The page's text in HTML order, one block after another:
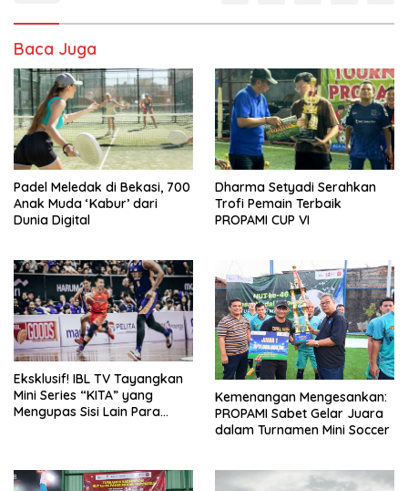
Baca Juga
Padel Meledak di Bekasi, 700
Anak Muda ‘Kabur’ dari
Dunia Digital
Dharma Setyadi Serahkan
Trofi Pemain Terbaik
PROPAMI CUP VI
Eksklusif! IBL TV Tayangkan
Mini Series “KITA” yang
Mengupas Sisi Lain Para
Kemenangan Mengesankan:
PROPAMI Sabet Gelar Juara
dalam Turnamen Mini Soccer